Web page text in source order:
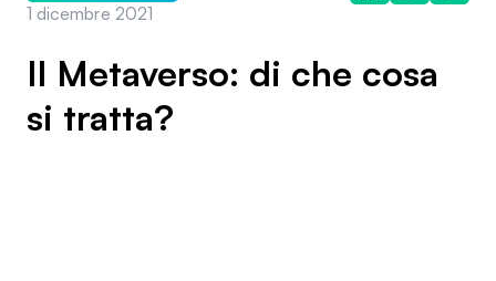
1 dicembre 2021
Il Metaverso: di che cosa
si tratta?